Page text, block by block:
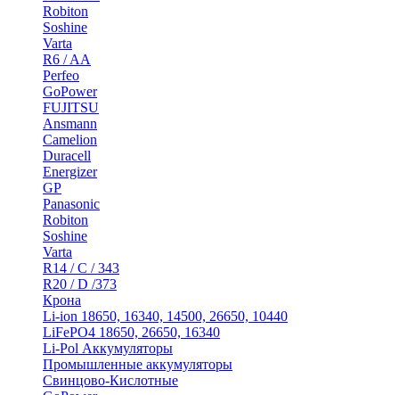
Robiton
Soshine
Varta
R6 / AA
Perfeo
GoPower
FUJITSU
Ansmann
Camelion
Duracell
Energizer
GP
Panasonic
Robiton
Soshine
Varta
R14 / C / 343
R20 / D /373
Крона
Li-ion 18650, 16340, 14500, 26650, 10440
LiFePO4 18650, 26650, 16340
Li-Pol Аккумуляторы
Промышленные аккумуляторы
Свинцово-Кислотные